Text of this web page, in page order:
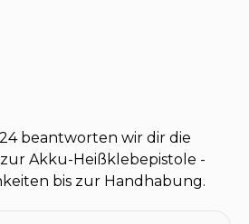
beantworten wir dir die
Akku-Heißklebepistole -
bis zur Handhabung.